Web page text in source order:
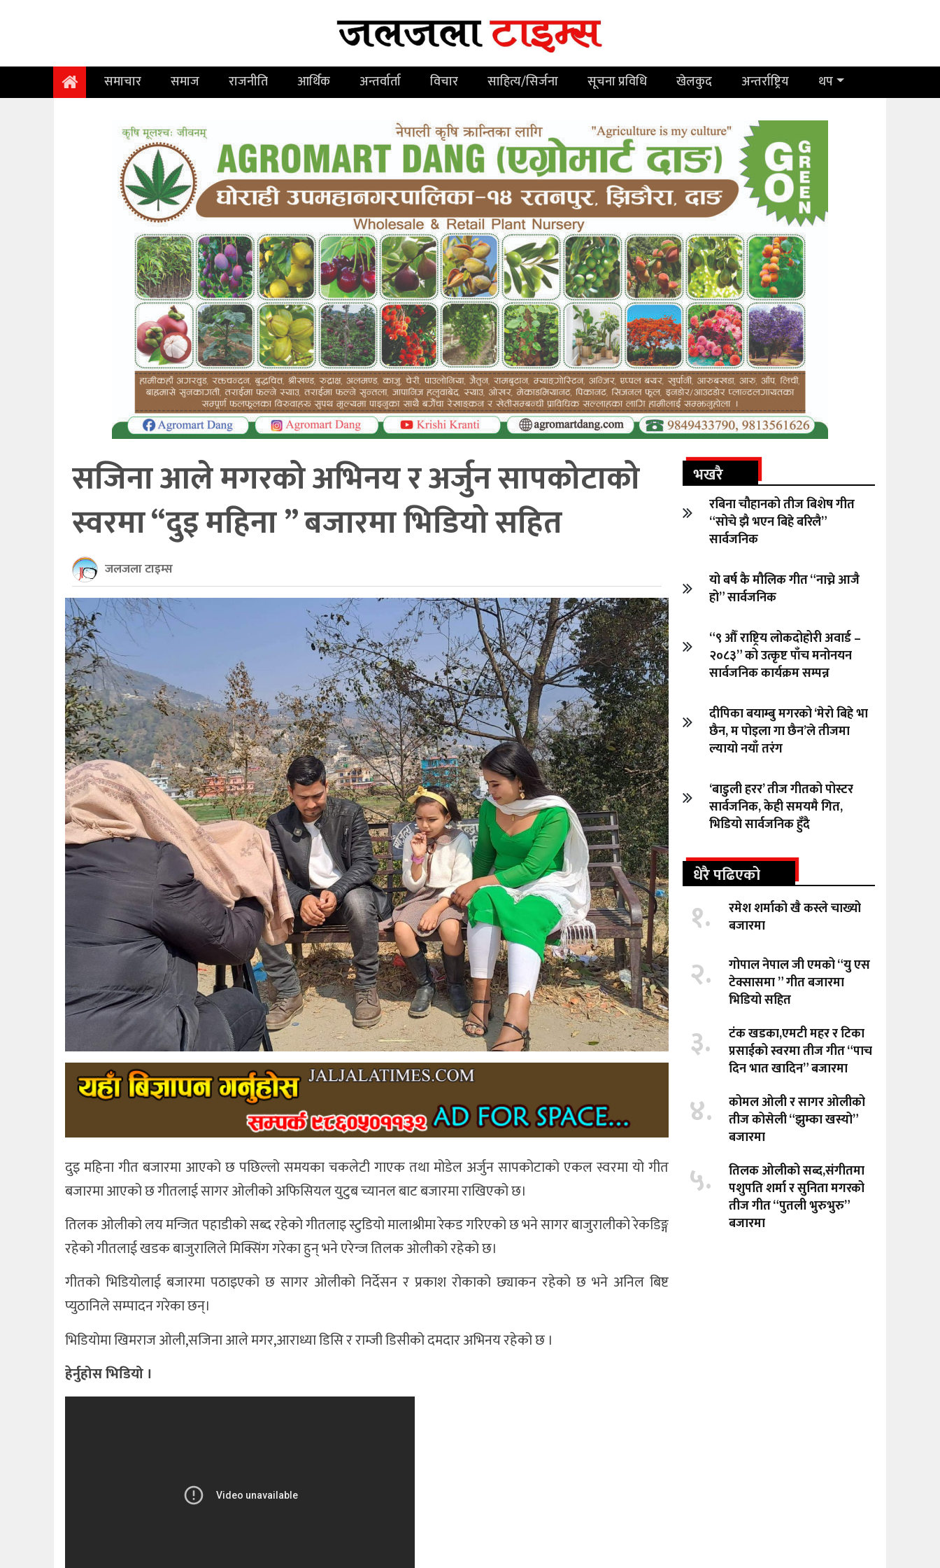
समाचार समाज राजनीति आर्थिक अन्तर्वार्ता विचार साहित्य/सिर्जना सूचना प्रविधि खेलकुद अन्तर्राष्ट्रिय थप
सजिना आले मगरको अभिनय र अर्जुन सापकोटाको
स्वरमा “दुइ महिना ” बजारमा भिडियो सहित
जलजला टाइम्स
दुइ महिना गीत बजारमा आएको छ पछिल्लो समयका चकलेटी गाएक तथा मोडेल अर्जुन सापकोटाको एकल स्वरमा यो गीत
बजारमा आएको छ गीतलाई सागर ओलीको अफिसियल युटुब च्यानल बाट बजारमा राखिएको छ।
तिलक ओलीको लय मन्जित पहाडीको सब्द रहेको गीतलाइ स्टुडियो मालाश्रीमा रेकड गरिएको छ भने सागर बाजुरालीको रेकडिङ्ग
रहेको गीतलाई खडक बाजुरालिले मिक्सिंग गरेका हुन् भने एरेन्ज तिलक ओलीको रहेको छ।
गीतको भिडियोलाई बजारमा पठाइएको छ सागर ओलीको निर्देसन र प्रकाश रोकाको छ्याकन रहेको छ भने अनिल बिष्ट
प्युठानिले सम्पादन गरेका छन्।
भिडियोमा खिमराज ओली,सजिना आले मगर,आराध्या डिसि र राम्जी डिसीको दमदार अभिनय रहेको छ ।
हेर्नुहोस भिडियो ।
भखरै
रबिना चौहानको तीज बिशेष गीत
“सोचे झै भएन बिहे बरिलै”
सार्वजनिक
यो बर्ष कै मौलिक गीत “नाच्ने आजै
हो” सार्वजनिक
“९ औँ राष्ट्रिय लोकदोहोरी अवार्ड –
२०८३” को उत्कृष्ट पाँच मनोनयन
सार्वजनिक कार्यक्रम सम्पन्न
दीपिका बयाम्बु मगरको ‘मेरो बिहे भा
छैन, म पोइला गा छैन’ले तीजमा
ल्यायो नयाँ तरंग
‘बाडुली हरर’ तीज गीतको पोस्टर
सार्वजनिक, केही समयमै गित,
भिडियो सार्वजनिक हुँदै
धेरै पढिएको
१.
रमेश शर्माको खै कस्ले चाख्यो
बजारमा
२.
गोपाल नेपाल जी एमको “यु एस
टेक्सासमा ” गीत बजारमा
भिडियो सहित
३.
टंक खडका,एमटी महर र टिका
प्रसाईको स्वरमा तीज गीत “पाच
दिन भात खादिन” बजारमा
४.
कोमल ओली र सागर ओलीको
तीज कोसेली “झुम्का खस्यो”
बजारमा
५.
तिलक ओलीको सब्द,संगीतमा
पशुपति शर्मा र सुनिता मगरको
तीज गीत “पुतली भुरुभुरु”
बजारमा